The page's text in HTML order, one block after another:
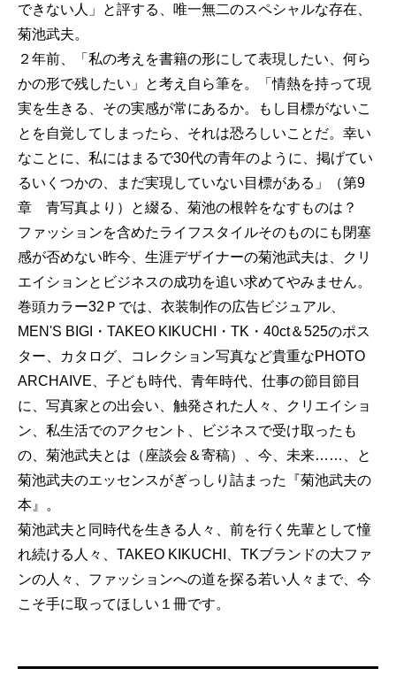
できない人」と評する、唯一無二のスペシャルな存在、
菊池武夫。
２年前、「私の考えを書籍の形にして表現したい、何ら
かの形で残したい」と考え自ら筆を。「情熱を持って現
実を生きる、その実感が常にあるか。もし目標がないこ
とを自覚してしまったら、それは恐ろしいことだ。幸い
なことに、私にはまるで30代の青年のように、掲げてい
るいくつかの、まだ実現していない目標がある」（第9
章 青写真より）と綴る、菊池の根幹をなすものは？
ファッションを含めたライフスタイルそのものにも閉塞
感が否めない昨今、生涯デザイナーの菊池武夫は、クリ
エイションとビジネスの成功を追い求めてやみません。
巻頭カラー32Ｐでは、衣装制作の広告ビジュアル、
MEN'S BIGI・TAKEO KIKUCHI・TK・40ct＆525のポス
ター、カタログ、コレクション写真など貴重なPHOTO
ARCHAIVE、子ども時代、青年時代、仕事の節目節目
に、写真家との出会い、触発された人々、クリエイショ
ン、私生活でのアクセント、ビジネスで受け取ったも
の、菊池武夫とは（座談会＆寄稿）、今、未来……、と
菊池武夫のエッセンスがぎっしり詰まった『菊池武夫の
本』。
菊池武夫と同時代を生きる人々、前を行く先輩として憧
れ続ける人々、TAKEO KIKUCHI、TKブランドの大ファ
ンの人々、ファッションへの道を探る若い人々まで、今
こそ手に取ってほしい１冊です。